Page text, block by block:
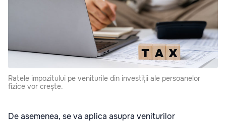
Ratele impozitului pe veniturile din investiții ale persoanelor
fizice vor crește.
De asemenea, se va aplica asupra veniturilor